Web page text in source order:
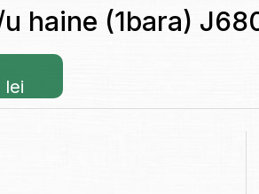
haine (1bara)
lei